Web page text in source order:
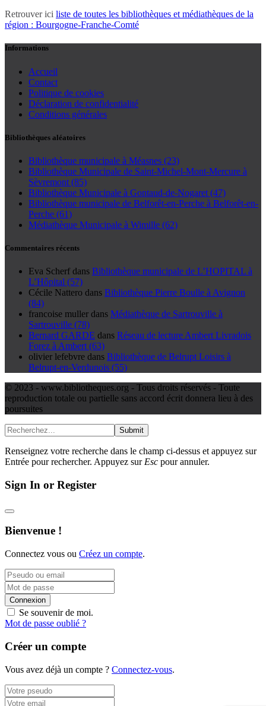
Retrouver ici liste de toutes les bibliothèques et médiathèques de la
région : Bourgogne-Franche-Comté
Informations
Accueil
Contact
Politique de cookies
Déclaration de confidentialité
Conditions générales
Bibliothèques aléatoires
Bibliothèque municipale à Méasnes (23)
Bibliothèque Municipale de Saint-Michel-Mont-Mercure à
Sèvremont (85)
Bibliothèque Municipale à Gontaud-de-Nogaret (47)
Bibliothèque municipale de Belforêt-en-Perche à Belforêt-en-
Perche (61)
Médiathèque Municipale à Wimille (62)
Commentaires récents
Eva Scherf dans Bibliothèque municipale de L’HOPITAL à
L’Hôpital (57)
Cécile Nattero dans Bibliothèque Pierre Boulle à Avignon
(84)
francoise muller dans Médiathèque de Sartrouville à
Sartrouville (78)
Bernard GARDE dans Réseau de lecture Ambert Livradois
Forez à Ambert (63)
olivier lefebvre dans Bibliothèque de Belrupt Loisirs à
Belrupt-en-Verdunois (55)
© 2023 - www.bibliotheques.org - Tous droits réservés - Toute
reproduction totale ou partielle sans accord écrit donnera lieu à des
poursuites
Submit
Renseignez votre recherche dans le champ ci-dessus et appuyez sur
Entrée pour rechercher. Appuyez sur Esc pour annuler.
Sign In or Register
Bienvenue !
Connectez vous ou Créez un compte.
Connexion
Se souvenir de moi.
Mot de passe oublié ?
Créer un compte
Vous avez déjà un compte ? Connectez-vous.